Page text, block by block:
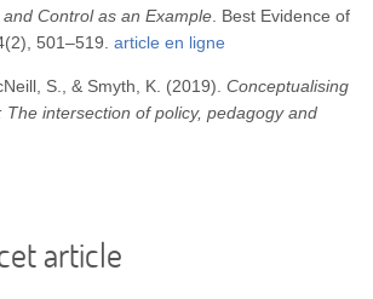
Control as an Example. Best Evidence of
501–519. article en ligne
S., & Smyth, K. (2019). Conceptualising
The intersection of policy, pedagogy and
article